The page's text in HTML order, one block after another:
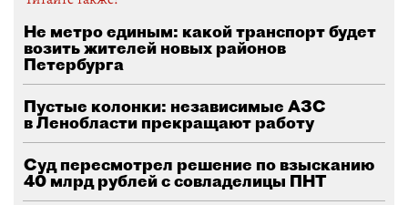
Не метро единым: какой транспорт будет
возить жителей новых районов
Петербурга
Пустые колонки: независимые АЗС
в Ленобласти прекращают работу
Суд пересмотрел решение по взысканию
40 млрд рублей с совладелицы ПНТ